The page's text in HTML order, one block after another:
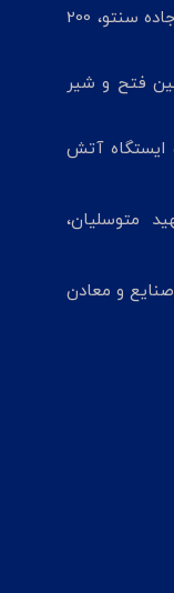
شعبه مرکزی: تبریز، میدان راه آهن، جاده سنتو، 200
فتح و شیر
ایستگاه آتش
متوسلیان،
صنایع و معادن